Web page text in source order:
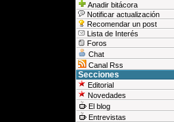
Anadir bitácora
Notificar actualización
Recomendar un post
Lista de Interés
Foros
Chat
Canal Rss
Secciones
Editorial
Novedades
El blog
Entrevistas